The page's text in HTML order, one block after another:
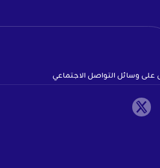
على وسائل التواصل الاجتماعي